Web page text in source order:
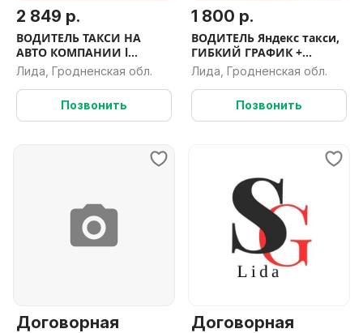
2 849 р.
ВОДИТЕЛЬ ТАКСИ НА
АВТО КОМПАНИИ l
ГИБКИЙ ГРАФИК +
БОНУСЫ
Лида, Гродненская обл.
Позвонить
1 800 р.
ВОДИТЕЛЬ Яндекс такси,
ГИБКИЙ ГРАФИК +
БОНУСЫ
Лида, Гродненская обл.
Позвонить
Договорная Договорная